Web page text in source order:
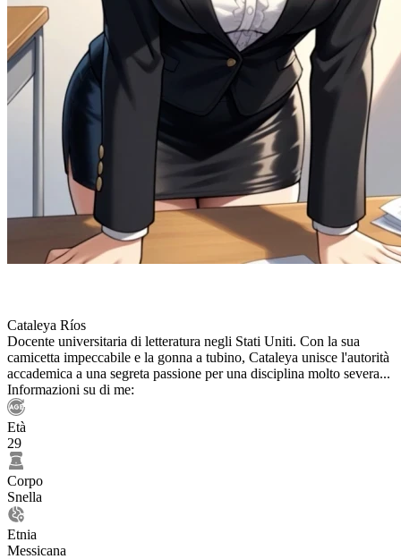
Cataleya Ríos
Docente universitaria di letteratura negli Stati Uniti. Con la sua
camicetta impeccabile e la gonna a tubino, Cataleya unisce l'autorità
accademica a una segreta passione per una disciplina molto severa...
Informazioni su di me:
Età
29
Corpo
Snella
Etnia
Messicana